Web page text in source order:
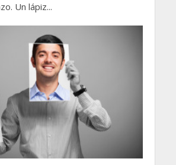
Un lápiz...